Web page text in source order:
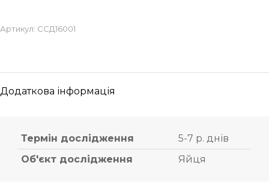
Артикул: ССД16001
Додаткова інформація
Термін дослідження
5-7 р. днів
Об'єкт дослідження
Яйця